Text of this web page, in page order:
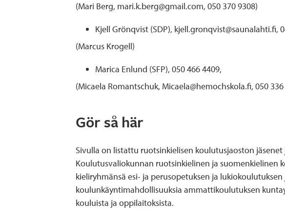
(Mari Berg, mari.k.berg@gmail.com, 050 370 9308)
Kjell Grönqvist (SDP), kjell.gronqvist@saunalahti.fi,
(Marcus Krogell)
Marica Enlund (SFP), 050 466 4409,
(Micaela Romantschuk, Micaela@hemochskola.fi, 050 336
Gör så här
Sivulla on listattu ruotsinkielisen koulutusjaoston
Koulutusvaliokunnan ruotsinkielinen ja suomenkielinen
kieliryhmänsä esi- ja perusopetuksen ja
koulunkäyntimahdollisuuksia ammattikoulutuksen
kouluista ja oppilaitoksista.